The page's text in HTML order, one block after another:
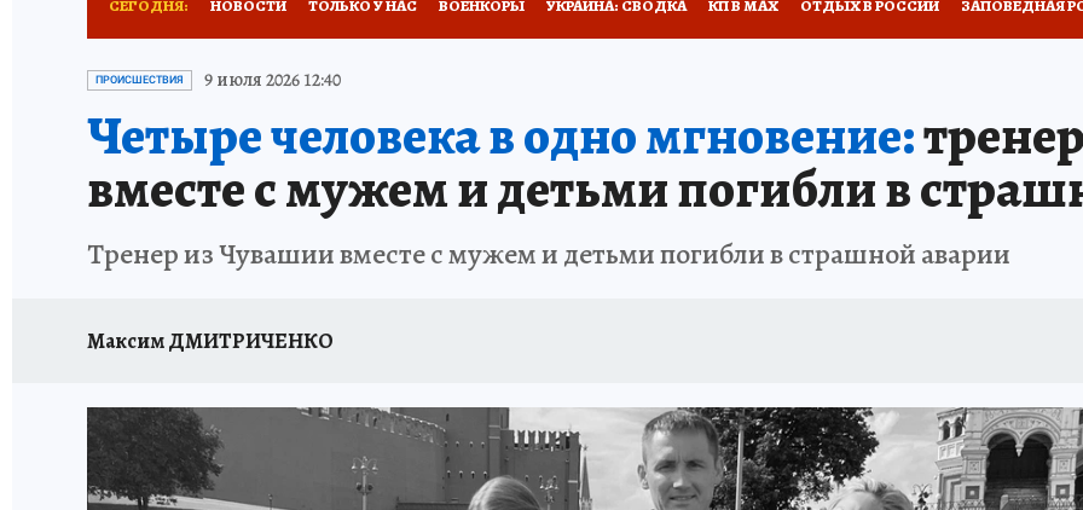
СЕГОДНЯ: НОВОСТИ ТОЛЬКО У НАС ВОЕНКОРЫ УКРАИНА: СВОДКА КП В МАХ ОТДЫХ В РОССИИ ЗАПОВЕДНАЯ
ТЕРРИТОРИЯ ДОБРА
ПРОИСШЕСТВИЯ 9 июля 2026 12:40
Четыре человека в одно мгновение:
вместе с мужем и детьми погибли в
Тренер из Чувашии вместе с мужем и детьми погибли в страшной аварии
Максим ДМИТРИЧЕНКО